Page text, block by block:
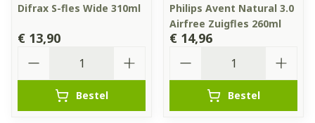
Difrax S-fles Wide 310ml
€ 13,90
Bestel
Philips Avent Natural 3.0
Airfree Zuigfles 260ml
€ 14,96
Bestel